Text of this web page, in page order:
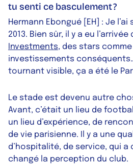
tu senti ce basculement ?
Hermann Ebongué [EH] : Je
2013. Bien sûr, il y a eu l’arrivée
Investments, des stars
investissements
tournant visible, ça a été le
Le stade est devenu autre
Avant, c’était un lieu de
un lieu d’expérience, de
de vie parisienne. Il y a une
d’hospitalité, de service, qui
changé la perception du club.